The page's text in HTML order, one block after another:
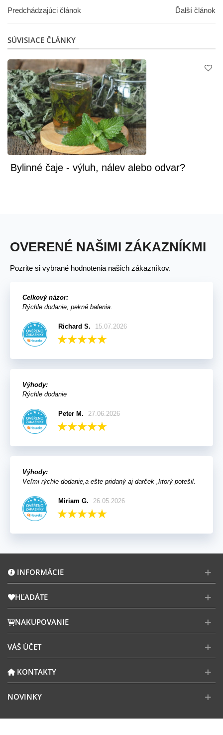
Predchádzajúci článok Ďalší článok
SÚVISIACE ČLÁNKY
Bylinné čaje - výluh, nálev alebo odvar?
OVERENÉ NAŠIMI ZÁKAZNÍKMI
Pozrite si vybrané hodnotenia našich zákazníkov.
Celkový názor:
Rýchle dodanie, pekné balenia.
Richard S. 15.07.2026
Výhody:
Rýchle dodanie
Peter M. 27.06.2026
Výhody:
Veľmi rýchle dodanie,a ešte pridaný aj darček ,ktorý potešil.
Miriam G. 26.05.2026
INFORMÁCIE
HĽADÁTE
NAKUPOVANIE
VÁŠ ÚČET
KONTAKTY
NOVINKY